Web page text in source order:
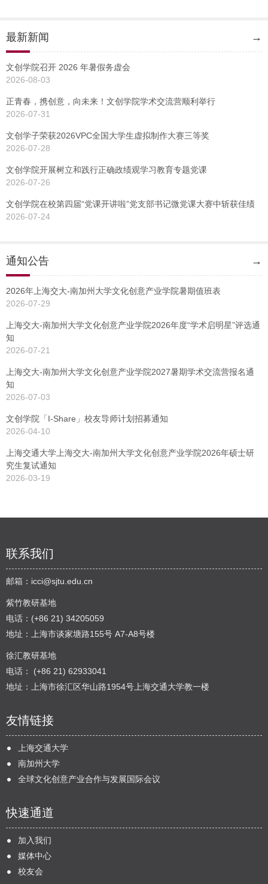
最新新闻 →
文创学院召开 2026 年暑假务虚会
2026-08-03
正青春，携创意，向未来！文创学院学术交流营顺利举行
2026-07-31
文创学子荣获2026VPC全国大学生虚拟制作大赛三等奖
2026-07-28
文创学院开展树立和践行正确政绩观学习教育专题党课
2026-07-26
文创学院在校第四届“党课开讲啦”党支部书记微党课大赛中斩获佳绩
2026-07-24
通知公告 →
2026年上海交大-南加州大学文化创意产业学院暑期值班表
2026-07-29
上海交大-南加州大学文化创意产业学院2026年度“学术启明星”评选通
知
2026-07-21
上海交大-南加州大学文化创意产业学院2027暑期学术交流营报名通
知
2026-07-03
文创学院「I-Share」校友导师计划招募通知
2026-04-10
上海交通大学上海交大-南加州大学文化创意产业学院2026年硕士研
究生复试通知
2026-03-19
联系我们
邮箱： icci@sjtu.edu.cn
紫竹教研基地
电话：(+86 21) 34205059
地址：上海市谈家塘路155号 A7-A8号楼
徐汇教研基地
电话： (+86 21) 62933041
地址：上海市徐汇区华山路1954号上海交通大学教一楼
友情链接
上海交通大学
南加州大学
全球文化创意产业合作与发展国际会议
快速通道
加入我们
媒体中心
校友会